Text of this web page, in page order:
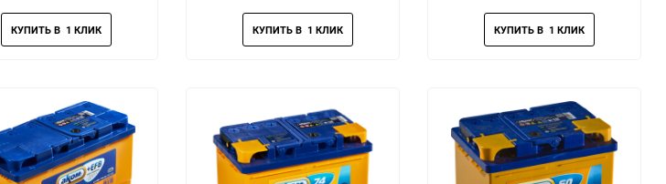
избранное
избранное
избранное